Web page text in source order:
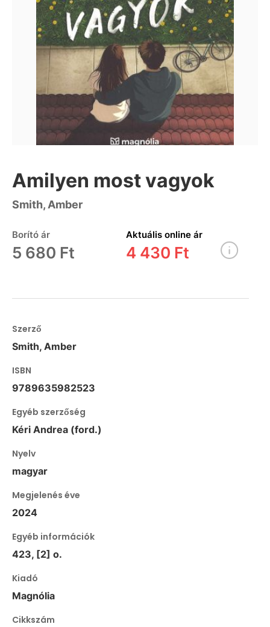
Amilyen most vagyok
Smith, Amber
Borító ár
5 680 Ft
Aktuális online ár
4 430 Ft
Szerző
Smith, Amber
ISBN
9789635982523
Egyéb szerzőség
Kéri Andrea (ford.)
Nyelv
magyar
Megjelenés éve
2024
Egyéb információk
423, [2] o.
Kiadó
Magnólia
Cikkszám